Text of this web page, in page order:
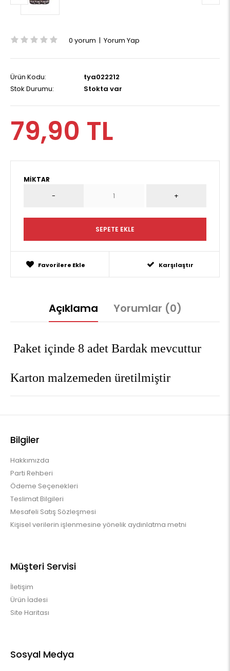
0 yorum | Yorum Yap
Ürün Kodu:
tya022212
Stok Durumu:
Stokta var
79,90 TL
MIKTAR
Favorilere Ekle Karşılaştır
Açıklama Yorumlar (0)
Paket içinde 8 adet Bardak mevcuttur
Karton malzemeden üretilmiştir
Bilgiler
Hakkımızda
Parti Rehberi
Ödeme Seçenekleri
Teslimat Bilgileri
Mesafeli Satış Sözleşmesi
Kişisel verilerin işlenmesine yönelik aydınlatma metni
Müşteri Servisi
İletişim
Ürün İadesi
Site Haritası
Sosyal Medya